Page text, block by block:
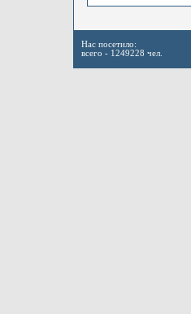
Нас посетило:
всего - 1249228 чел.